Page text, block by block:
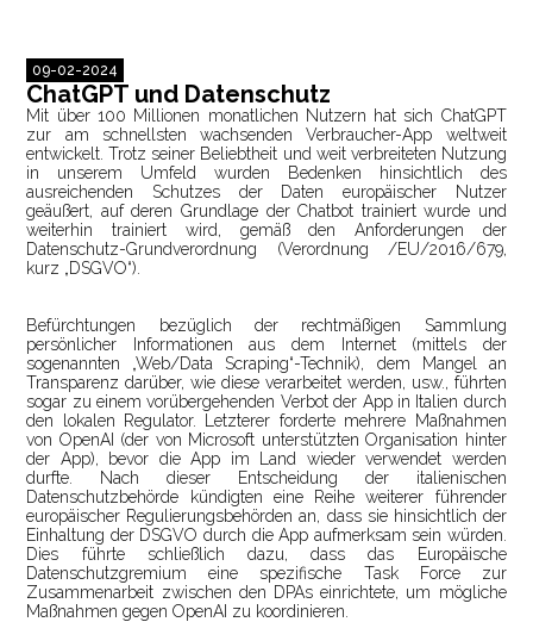
09-02-2024
ChatGPT und Datenschutz
Mit über 100 Millionen monatlichen Nutzern hat sich ChatGPT
zur am schnellsten wachsenden Verbraucher-App weltweit
entwickelt. Trotz seiner Beliebtheit und weit verbreiteten Nutzung
in unserem Umfeld wurden Bedenken hinsichtlich des
ausreichenden Schutzes der Daten europäischer Nutzer
geäußert, auf deren Grundlage der Chatbot trainiert wurde und
weiterhin trainiert wird, gemäß den Anforderungen der
Datenschutz-Grundverordnung (Verordnung /EU/2016/679,
kurz „DSGVO“).
Befürchtungen bezüglich der rechtmäßigen Sammlung
persönlicher Informationen aus dem Internet (mittels der
sogenannten „Web/Data Scraping“-Technik), dem Mangel an
Transparenz darüber, wie diese verarbeitet werden, usw., führten
sogar zu einem vorübergehenden Verbot der App in Italien durch
den lokalen Regulator. Letzterer forderte mehrere Maßnahmen
von OpenAI (der von Microsoft unterstützten Organisation hinter
der App), bevor die App im Land wieder verwendet werden
durfte. Nach dieser Entscheidung der italienischen
Datenschutzbehörde kündigten eine Reihe weiterer führender
europäischer Regulierungsbehörden an, dass sie hinsichtlich der
Einhaltung der DSGVO durch die App aufmerksam sein würden.
Dies führte schließlich dazu, dass das Europäische
Datenschutzgremium eine spezifische Task Force zur
Zusammenarbeit zwischen den DPAs einrichtete, um mögliche
Maßnahmen gegen OpenAI zu koordinieren.